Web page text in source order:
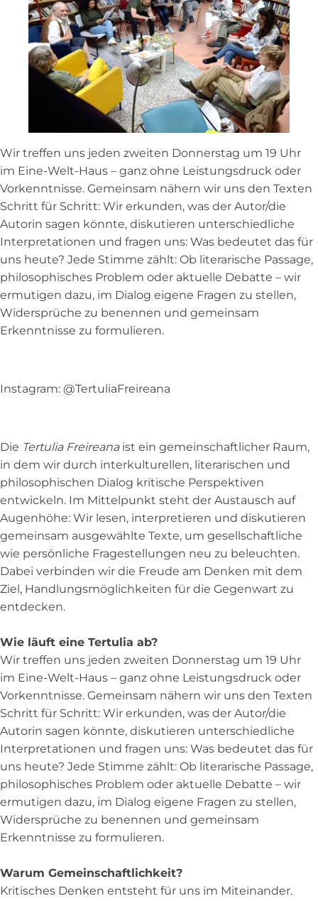
Wir treffen uns jeden zweiten Donnerstag um 19 Uhr
im Eine-Welt-Haus – ganz ohne Leistungsdruck oder
Vorkenntnisse. Gemeinsam nähern wir uns den Texten
Schritt für Schritt: Wir erkunden, was der Autor/die
Autorin sagen könnte, diskutieren unterschiedliche
Interpretationen und fragen uns: Was bedeutet das für
uns heute? Jede Stimme zählt: Ob literarische Passage,
philosophisches Problem oder aktuelle Debatte – wir
ermutigen dazu, im Dialog eigene Fragen zu stellen,
Widersprüche zu benennen und gemeinsam
Erkenntnisse zu formulieren.
Instagram: @TertuliaFreireana
Die Tertulia Freireanaist ein gemeinschaftlicher Raum,
in dem wir durch interkulturellen, literarischen und
philosophischen Dialog kritische Perspektiven
entwickeln. Im Mittelpunkt steht der Austausch auf
Augenhöhe: Wir lesen, interpretieren und diskutieren
gemeinsam ausgewählte Texte, um gesellschaftliche
wie persönliche Fragestellungen neu zu beleuchten.
Dabei verbinden wir die Freude am Denken mit dem
Ziel, Handlungsmöglichkeiten für die Gegenwart zu
entdecken.
Wie läuft eine Tertulia ab?
Wir treffen uns jeden zweiten Donnerstag um 19 Uhr
im Eine-Welt-Haus – ganz ohne Leistungsdruck oder
Vorkenntnisse. Gemeinsam nähern wir uns den Texten
Schritt für Schritt: Wir erkunden, was der Autor/die
Autorin sagen könnte, diskutieren unterschiedliche
Interpretationen und fragen uns: Was bedeutet das für
uns heute? Jede Stimme zählt: Ob literarische Passage,
philosophisches Problem oder aktuelle Debatte – wir
ermutigen dazu, im Dialog eigene Fragen zu stellen,
Widersprüche zu benennen und gemeinsam
Erkenntnisse zu formulieren.
Warum Gemeinschaftlichkeit?
Kritisches Denken entsteht für uns im Miteinander.